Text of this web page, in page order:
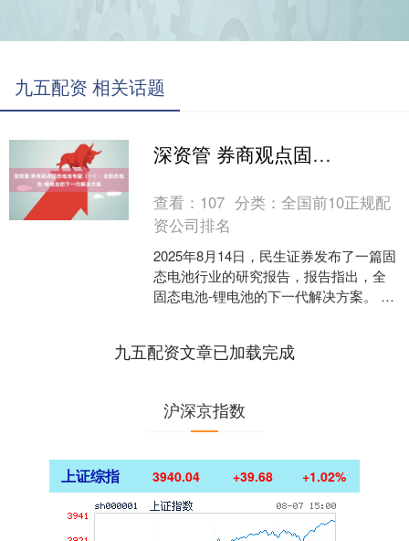
九五配资 相关话题
深资管 券商观点固态电池专题（一）：全固态电池-锂电池的下一代解决方案
查看： 107 分类：全国前10正规配
资公司排名
2025年8月14日，民生证券发布了一篇固
态电池行业的研究报告，报告指出，全
固态电池-锂电池的下一代解决方案。 报
九五配资文章已加载完成
沪深京指数
上证综指 3940.04 +39.68 +1.02%